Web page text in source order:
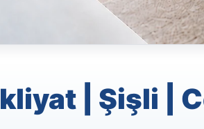
| Şişli |